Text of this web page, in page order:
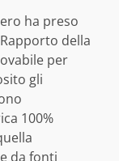
ha preso
della
per
gli
100%
da fonti